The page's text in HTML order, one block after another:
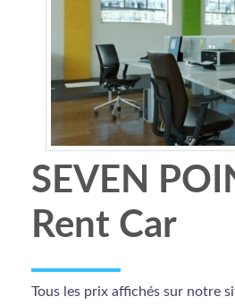
SEVEN
Rent Car
Tous les prix affichés sur notre